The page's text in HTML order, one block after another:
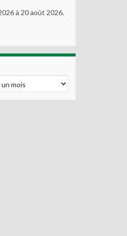
à 20 août 2026.